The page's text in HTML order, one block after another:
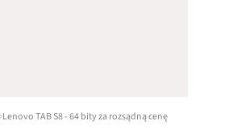
Lenovo TAB S8 - 64 bity za rozsądną cenę